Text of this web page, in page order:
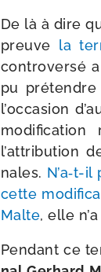
De là à dire
preuve la
contro­ver­sé
pu pré­tendre
l’occasion
l’attribution
nales. N’a‑t-
cette
Malte, elle
Pendant ce